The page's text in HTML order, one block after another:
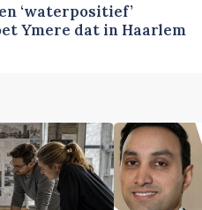
‘waterpositief’
Ymere dat in Haarlem